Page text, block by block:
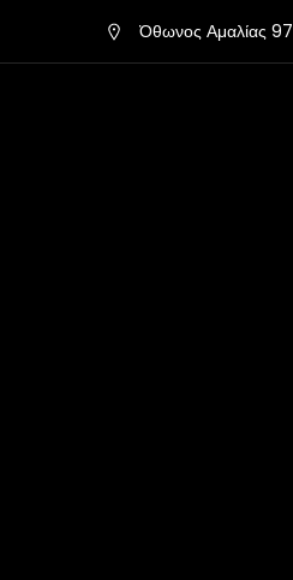
Όθωνος Αμαλίας 97